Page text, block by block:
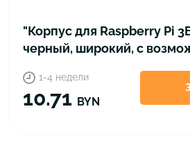
"Корпус для Raspberry Pi
черный, широкий, с
дисплея)"
1-4 недели
10.71 BYN